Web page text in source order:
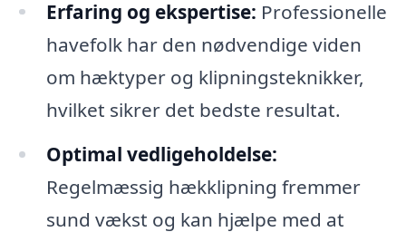
Erfaring og ekspertise: Professionelle
havefolk har den nødvendige viden
om hæktyper og klipningsteknikker,
hvilket sikrer det bedste resultat.
Optimal vedligeholdelse:
Regelmæssig hækklipning fremmer
sund vækst og kan hjælpe med at